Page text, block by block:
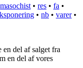
masochist • res • fa •
• nb • varer•
del af salget fra
en del af vores